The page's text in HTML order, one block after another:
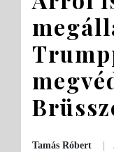
Tamás Róbert